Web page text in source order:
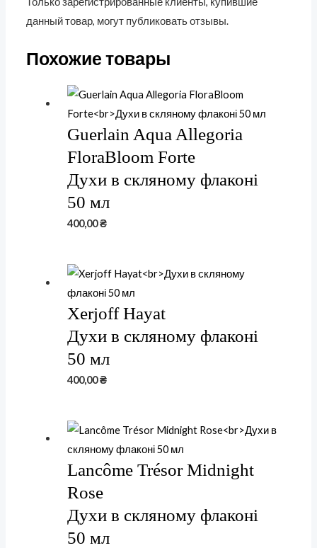
данный товар, могут публиковать отзывы.
Похожие товары
Guerlain Aqua Allegoria
FloraBloom Forte
Духи в скляному флаконі
50 мл
400,00₴
Xerjoff Hayat
Духи в скляному флаконі
50 мл
400,00₴
Lancôme Trésor Midnight
Rose
Духи в скляному флаконі
50 мл